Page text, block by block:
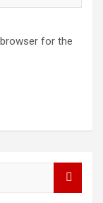
for the